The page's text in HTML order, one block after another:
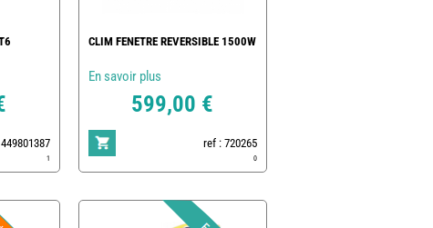
1
CLIM FENETRE REVERSIBLE 1500W
En savoir plus
599,00 €
ref : 720265
0